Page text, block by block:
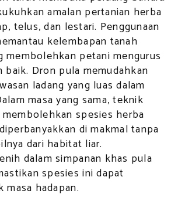
amalan pertanian herba
telus, dan lestari. Penggunaan
kelembapan tanah
membolehkan petani mengurus
baik. Dron pula memudahkan
ladang yang luas dalam
masa yang sama, teknik
spesies herba
di makmal tanpa
dari habitat liar.
dalam simpanan khas pula
spesies ini dapat
hadapan.